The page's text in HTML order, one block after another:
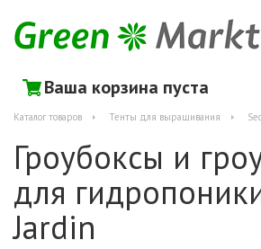
Ваша корзина пуста
Каталог товаров Тенты для выращивания
Гроубоксы и
для
Jardin